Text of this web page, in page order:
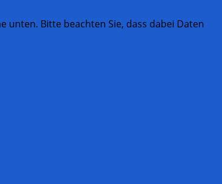
unten. Bitte beachten Sie, dass dabei Daten